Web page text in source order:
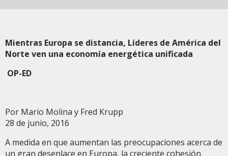
Mientras Europa se distancia, Líderes de América del
Norte ven una economía energética unificada
OP-ED
Por Mario Molina y Fred Krupp
28 de junio, 2016
A medida en que aumentan las preocupaciones acerca de
un gran desenlace en Europa, la creciente cohesión